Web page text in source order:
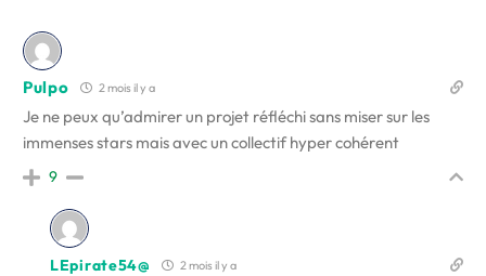
Pulpo 2 mois il y a
Je ne peux qu’admirer un projet réfléchi sans miser sur les
immenses stars mais avec un collectif hyper cohérent
9
LEpirate54@ 2 mois il y a